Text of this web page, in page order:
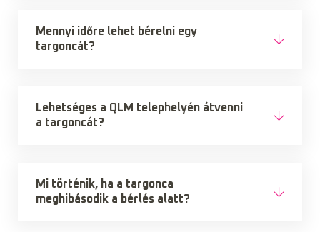
Mennyi időre lehet bérelni egy
targoncát?
Lehetséges a QLM telephelyén átvenni
a targoncát?
Mi történik, ha a targonca
meghibásodik a bérlés alatt?